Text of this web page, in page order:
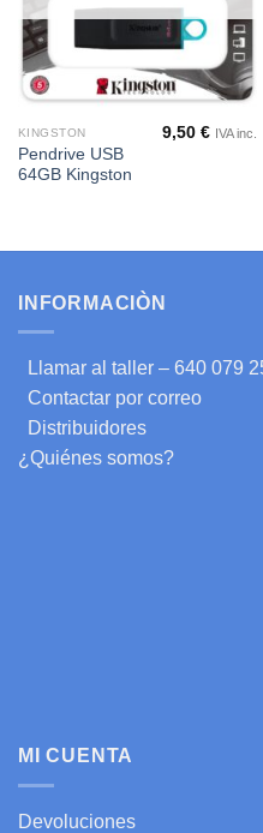
KINGSTON
Pendrive USB
64GB Kingston
9,50€ IVA inc.
INFORMACIÒN
Llamar al taller – 640 079
Contactar por correo
Distribuidores
¿Quiénes somos?
MI CUENTA
Devoluciones